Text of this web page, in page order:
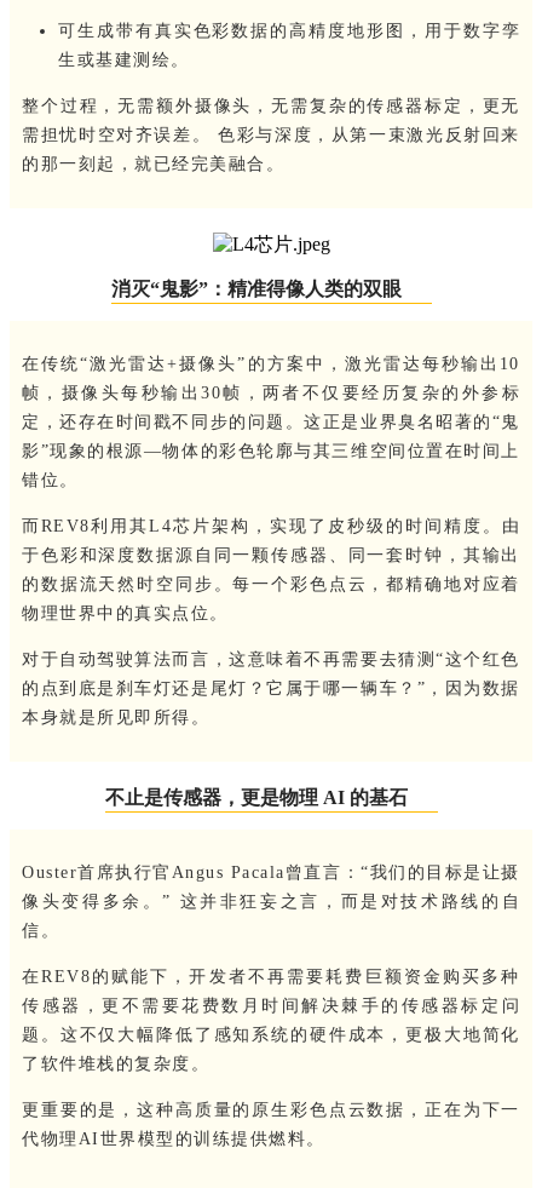
可生成带有真实色彩数据的高精度地形图，用于数字孪
生或基建测绘。
整个过程，无需额外摄像头，无需复杂的传感器标定，更无
需担忧时空对齐误差。 色彩与深度，从第一束激光反射回来
的那一刻起，就已经完美融合。
消灭“鬼影”：精准得像人类的双眼
在传统“激光雷达+摄像头”的方案中，激光雷达每秒输出10
帧，摄像头每秒输出30帧，两者不仅要经历复杂的外参标
定，还存在时间戳不同步的问题。这正是业界臭名昭著的“鬼
影”现象的根源—物体的彩色轮廓与其三维空间位置在时间上
错位。
而REV8利用其L4芯片架构，实现了皮秒级的时间精度。由
于色彩和深度数据源自同一颗传感器、同一套时钟，其输出
的数据流天然时空同步。每一个彩色点云，都精确地对应着
物理世界中的真实点位。
对于自动驾驶算法而言，这意味着不再需要去猜测“这个红色
的点到底是刹车灯还是尾灯？它属于哪一辆车？”，因为数据
本身就是所见即所得。
不止是传感器，更是物理 AI 的基石
Ouster首席执行官Angus Pacala曾直言：“我们的目标是让摄
像头变得多余。” 这并非狂妄之言，而是对技术路线的自
信。
在REV8的赋能下，开发者不再需要耗费巨额资金购买多种
传感器，更不需要花费数月时间解决棘手的传感器标定问
题。这不仅大幅降低了感知系统的硬件成本，更极大地简化
了软件堆栈的复杂度。
更重要的是，这种高质量的原生彩色点云数据，正在为下一
代物理AI世界模型的训练提供燃料。